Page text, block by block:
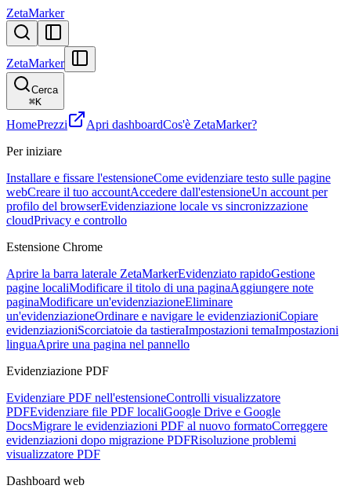
ZetaMarker
ZetaMarker
Cerca
⌘K
HomePrezzi Apri dashboardCos'è ZetaMarker?
Per iniziare
Installare e fissare l'estensioneCome evidenziare testo sulle pagine
webCreare il tuo accountAccedere dall'estensioneUn account per
profilo del browserEvidenziazione locale vs sincronizzazione
cloudPrivacy e controllo
Estensione Chrome
Aprire la barra laterale ZetaMarkerEvidenziato rapidoGestione
pagine localiModificare il titolo di una paginaAggiungere note
paginaModificare un'evidenziazioneEliminare
un'evidenziazioneOrdinare e navigare le evidenziazioniCopiare
evidenziazioniScorciatoie da tastieraImpostazioni temaImpostazioni
linguaAprire una pagina nel pannello
Evidenziazione PDF
Evidenziare PDF nell'estensioneControlli visualizzatore
PDFEvidenziare file PDF localiGoogle Drive e Google
DocsMigrare le evidenziazioni PDF al nuovo formatoCorreggere
evidenziazioni dopo migrazione PDFRisoluzione problemi
visualizzatore PDF
Dashboard web